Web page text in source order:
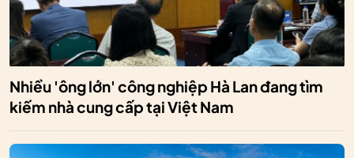
Nhiều 'ông lớn' công nghiệp Hà Lan đang tìm
kiếm nhà cung cấp tại Việt Nam